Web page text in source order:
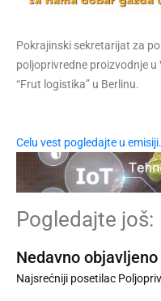
Pokrajinski sekretarijat za
poljoprivredne proizvodnje
“Frut logistika” u Berlinu.
Celu vest pogledajte u
Pogledajte još:
Nedavno objavljeno
Najsrećniji posetilac